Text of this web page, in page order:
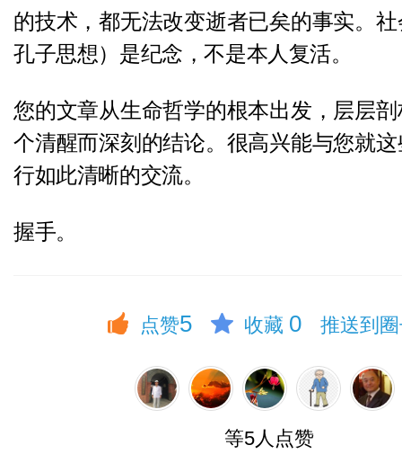
的技术，都无法改变逝者已矣的事实。
孔子思想）是纪念，不是本人复活。
您的文章从生命哲学的根本出发，层层
个清醒而深刻的结论。很高兴能与您就
行如此清晰的交流。
握手。
点赞5 收藏 0 推送到
等5人点赞